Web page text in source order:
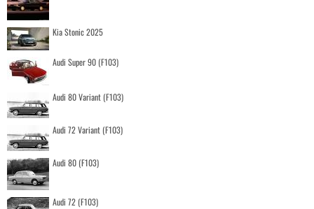
Kia Stonic 2025
Audi Super 90 (F103)
Audi 80 Variant (F103)
Audi 72 Variant (F103)
Audi 80 (F103)
Audi 72 (F103)